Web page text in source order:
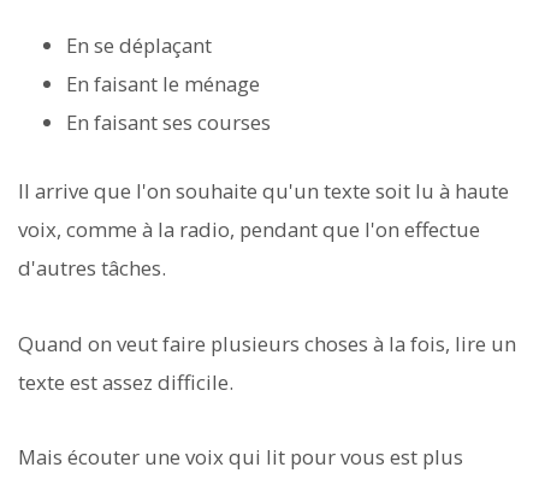
En se déplaçant
En faisant le ménage
En faisant ses courses
Il arrive que l'on souhaite qu'un texte soit lu à haute
voix, comme à la radio, pendant que l'on effectue
d'autres tâches.
Quand on veut faire plusieurs choses à la fois, lire un
texte est assez difficile.
Mais écouter une voix qui lit pour vous est plus